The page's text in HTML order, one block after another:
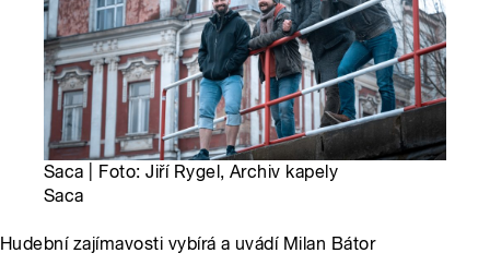
Saca | Foto: Jiří Rygel, Archiv kapely
Saca
Hudební zajímavosti vybírá a uvádí Milan Bátor